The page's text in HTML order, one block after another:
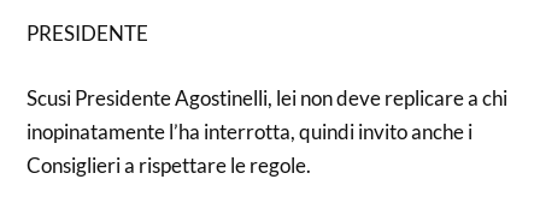
PRESIDENTE
Scusi Presidente Agostinelli, lei non deve replicare a chi
inopinatamente l’ha interrotta, quindi invito anche i
Consiglieri a rispettare le regole.